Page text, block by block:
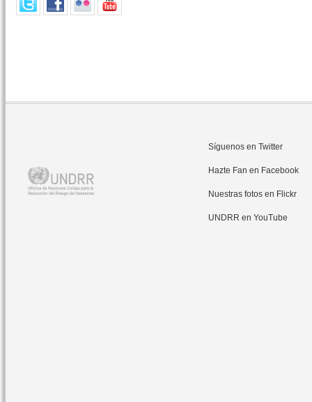
Síguenos en Twitter
Hazte Fan en Facebook
Nuestras fotos en Flickr
UNDRR en YouTube